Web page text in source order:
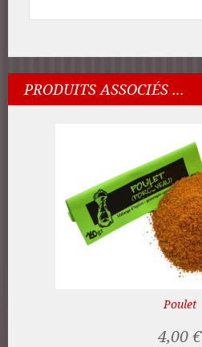
PRODUITS ASSOCIÉS ...
Poulet
4,00 €